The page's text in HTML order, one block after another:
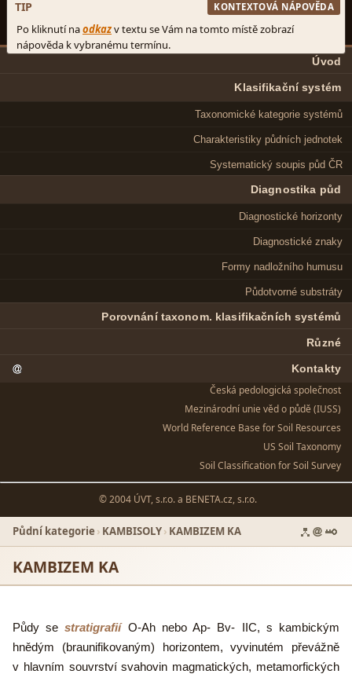
Úvod
Klasifikační systém
Taxonomické kategorie systémů
Charakteristiky půdních jednotek
Systematický soupis půd ČR
Diagnostika půd
Diagnostické horizonty
Diagnostické znaky
Formy nadložního humusu
Půdotvorné substráty
Porovnání taxonom. klasifikačních systémů
Různé
Kontakty
Česká pedologická společnost
Mezinárodní unie věd o půdě (IUSS)
World Reference Base for Soil Resources
US Soil Taxonomy
Soil Classification for Soil Survey
© 2004 ÚVT, s.r.o. a BENETA.cz, s.r.o.
Půdní kategorie› KAMBISOLY› KAMBIZEM KA
KAMBIZEM KA
Půdy sestratigrafiíO-Ah nebo Ap- Bv- IIC, s kambickým
hnědým (braunifikovaným) horizontem, vyvinutém převážně
v hlavním souvrství svahovin magmatických, metamorfických